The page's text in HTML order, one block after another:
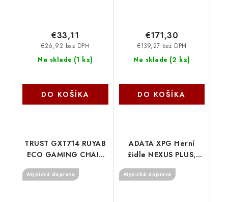
Na sklade (1 ks)
€26,92 bez DPH
€33,11
DO KOŠÍKA
Na sklade (2 ks)
€139,27 bez DPH
€171,30
DO KOŠÍKA
TRUST GXT714 RUYAB
ECO GAMING CHAIR
modrá 25131 Trust
Atypická doprava
ADATA XPG Herní
židle NEXUS PLUS,
červená NEXUS PLUS-
RDCWW
Atypická doprava